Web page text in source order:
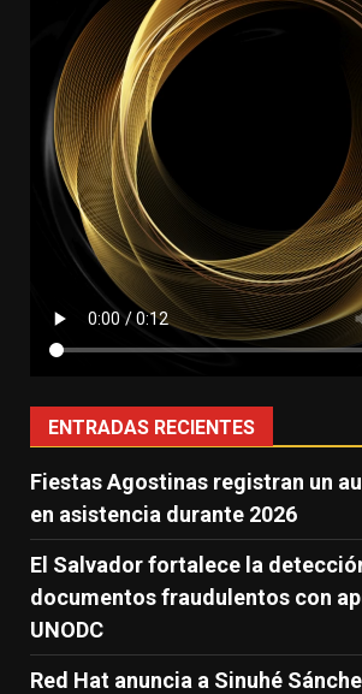
ENTRADAS RECIENTES
Fiestas Agostinas registran un
en asistencia durante 2026
El Salvador fortalece la
documentos fraudulentos con
UNODC
Red Hat anuncia a Sinuhé